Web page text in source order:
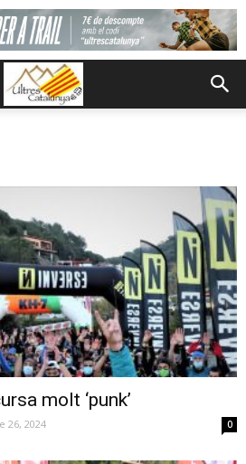
molt ‘punk’
26, 2024 0